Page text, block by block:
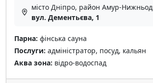
місто Дніпро, район Амур-
вул. Дементьєва, 1
Парна: фінська сауна
Послуги: адміністратор, посуд, кальян
Аква зона: відро-водоспад